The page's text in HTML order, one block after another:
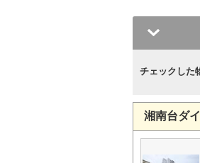
チェックした
湘南台ダ